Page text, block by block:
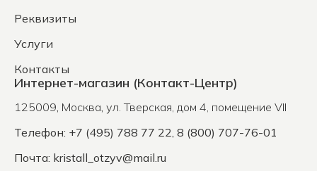
Реквизиты
Услуги
Контакты
Интернет-магазин (Контакт-Центр)
125009, Москва, ул. Тверская, дом 4, помещение VII
Телефон: +7 (495) 788 77 22, 8 (800) 707-76-01
Почта: kristall_otzyv@mail.ru